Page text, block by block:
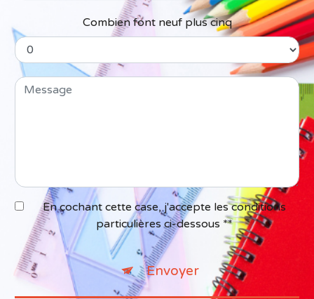
Combien font neuf plus cinq
En cochant cette case, j'accepte les conditions
particulières ci-dessous **
Envoyer